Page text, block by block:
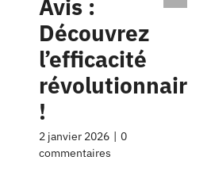
Avis :
Découvrez
l’efficacité
révolutionnaire
!
2 janvier 2026 | 0
commentaires